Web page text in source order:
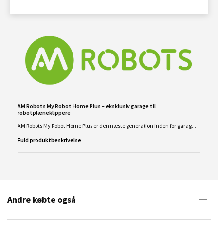
AM Robots My Robot Home Plus – eksklusiv garage til
robotplæneklippere
AM Robots My Robot Home Plus er den næste generation inden for garag...
Fuld produktbeskrivelse
Andre købte også